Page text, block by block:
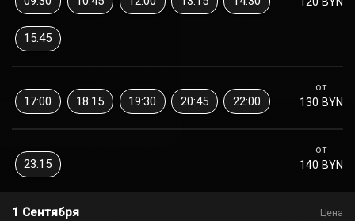
15:45
от
130 BYN
17:00 18:15 19:30 20:45 22:00
от
140 BYN
23:15
1 Сентября
Цена